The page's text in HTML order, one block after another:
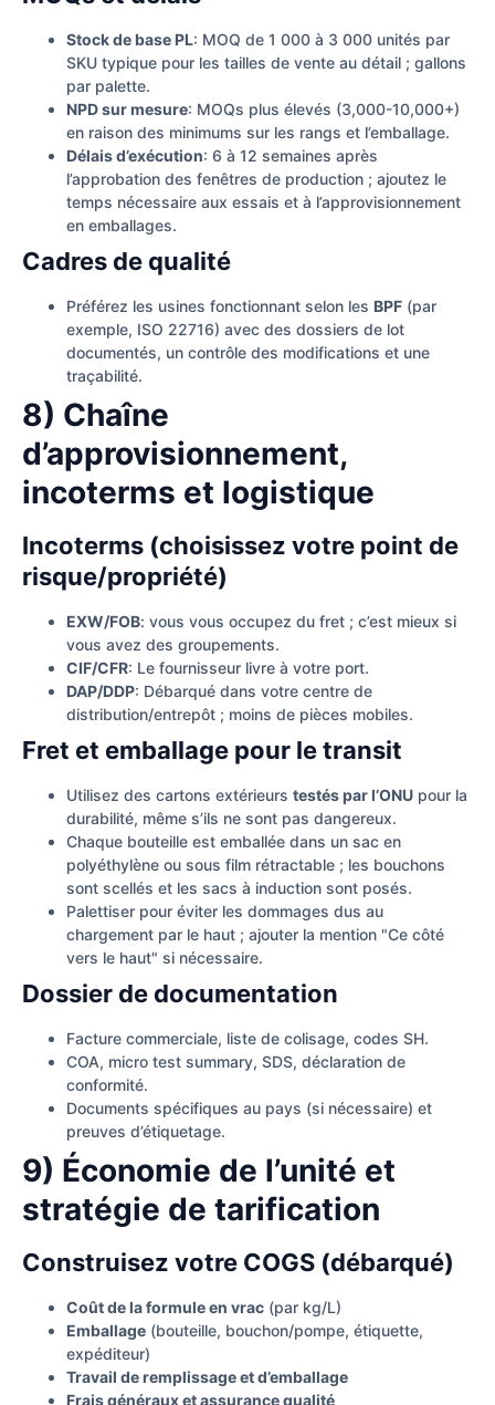
Stock de base PL: MOQ de 1 000 à 3 000 unités par
SKU typique pour les tailles de vente au détail ; gallons
par palette.
NPD sur mesure: MOQs plus élevés (3,000-10,000+)
en raison des minimums sur les rangs et l’emballage.
Délais d’exécution: 6 à 12 semaines après
l’approbation des fenêtres de production ; ajoutez le
temps nécessaire aux essais et à l’approvisionnement
en emballages.
Cadres de qualité
Préférez les usines fonctionnant selon les BPF (par
exemple, ISO 22716) avec des dossiers de lot
documentés, un contrôle des modifications et une
traçabilité.
8) Chaîne
d’approvisionnement,
incoterms et logistique
Incoterms (choisissez votre point de
risque/propriété)
EXW/FOB: vous vous occupez du fret ; c’est mieux si
vous avez des groupements.
CIF/CFR: Le fournisseur livre à votre port.
DAP/DDP: Débarqué dans votre centre de
distribution/entrepôt ; moins de pièces mobiles.
Fret et emballage pour le transit
Utilisez des cartons extérieurs testés par l’ONU pour la
durabilité, même s’ils ne sont pas dangereux.
Chaque bouteille est emballée dans un sac en
polyéthylène ou sous film rétractable ; les bouchons
sont scellés et les sacs à induction sont posés.
Palettiser pour éviter les dommages dus au
chargement par le haut ; ajouter la mention "Ce côté
vers le haut" si nécessaire.
Dossier de documentation
Facture commerciale, liste de colisage, codes SH.
COA, micro test summary, SDS, déclaration de
conformité.
Documents spécifiques au pays (si nécessaire) et
preuves d’étiquetage.
9) Économie de l’unité et
stratégie de tarification
Construisez votre COGS (débarqué)
Coût de la formule en vrac (par kg/L)
Emballage (bouteille, bouchon/pompe, étiquette,
expéditeur)
Travail de remplissage et d’emballage
Frais généraux et assurance qualité